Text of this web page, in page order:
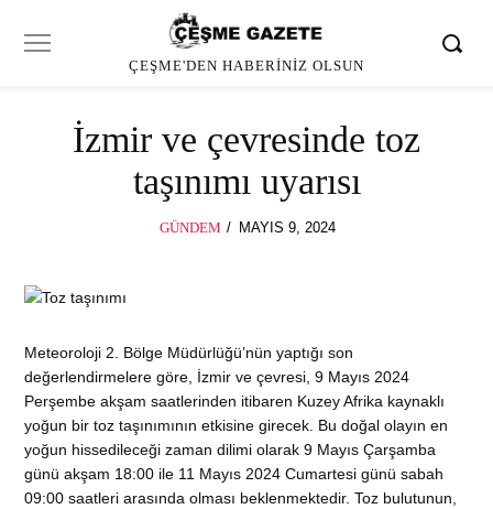
ÇEŞME'DEN HABERINIZ OLSUN
İzmir ve çevresinde toz
taşınımı uyarısı
GÜNDEM
POSTED
MAYIS 9, 2024
Meteoroloji 2. Bölge Müdürlüğü’nün yaptığı son
değerlendirmelere göre, İzmir ve çevresi, 9 Mayıs 2024
Perşembe akşam saatlerinden itibaren Kuzey Afrika kaynaklı
yoğun bir toz taşınımının etkisine girecek. Bu doğal olayın en
yoğun hissedileceği zaman dilimi olarak 9 Mayıs Çarşamba
günü akşam 18:00 ile 11 Mayıs 2024 Cumartesi günü sabah
09:00 saatleri arasında olması beklenmektedir. Toz bulutunun,